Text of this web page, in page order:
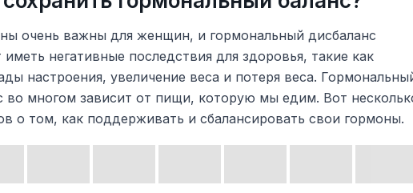
очень важны для женщин, и гормональный дисбаланс
негативные последствия для здоровья, такие как
настроения, увеличение веса и потеря веса.
во многом зависит от пищи, которую мы едим. Вот
о том, как поддерживать и сбалансировать свои гормоны.